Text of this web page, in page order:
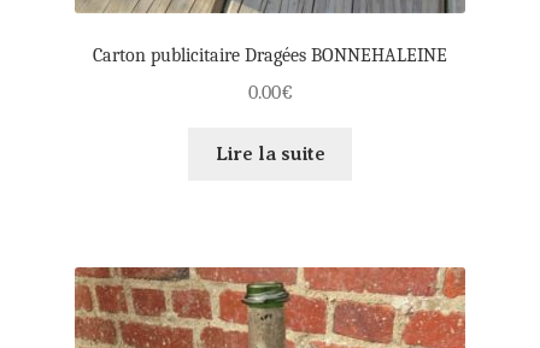
Carton publicitaire Dragées BONNEHALEINE
0.00€
Lire la suite